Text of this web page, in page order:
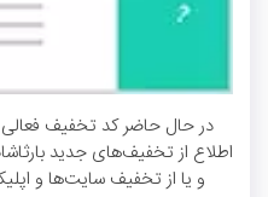
در حال حاضر کد تخفیف
اطلاع از تخفیف‌های جدید
و یا از تخفیف سایت‌ها و